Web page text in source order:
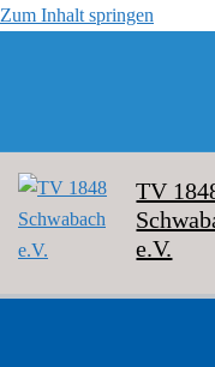
Zum Inhalt springen
TV
e.V.